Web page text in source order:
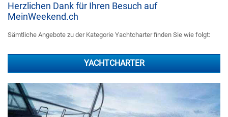
Herzlichen Dank für Ihren Besuch auf
MeinWeekend.ch
Sämtliche Angebote zu der Kategorie Yachtcharter finden Sie wie folgt:
YACHTCHARTER